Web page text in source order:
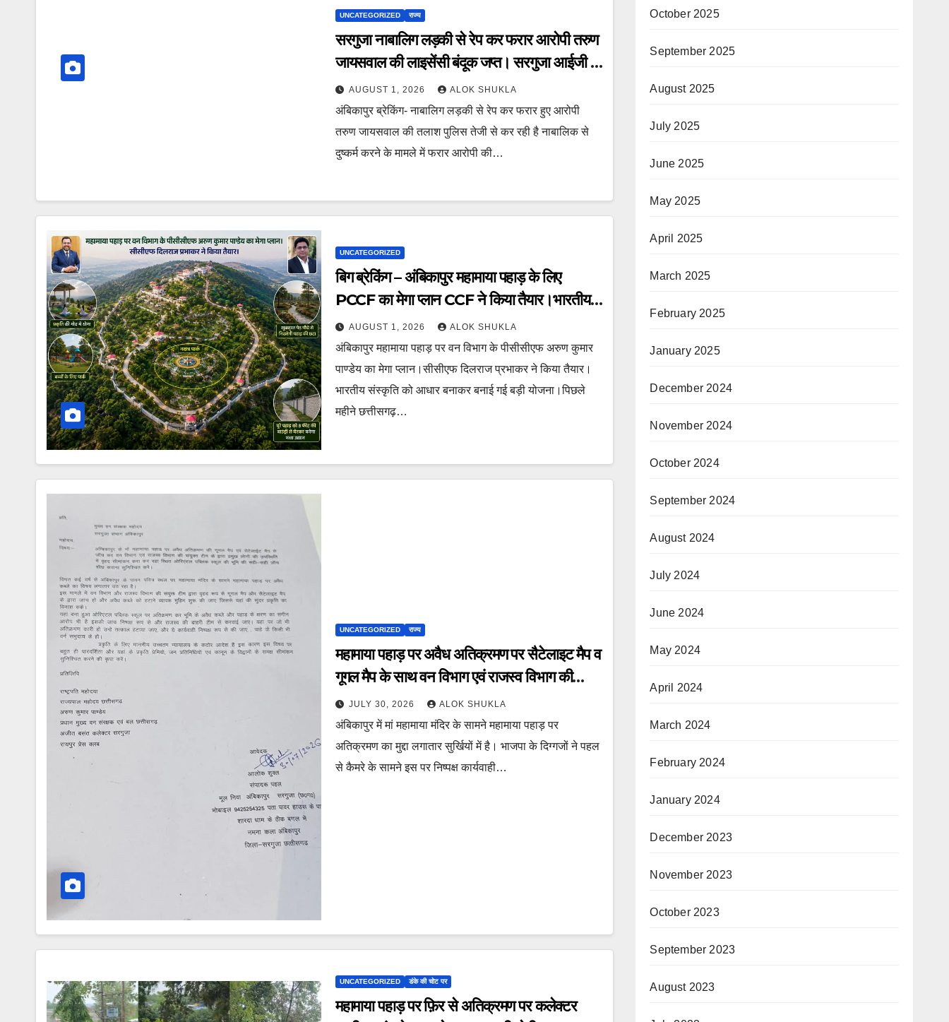
UNCATEGORIZED राज्य
सरगुजा नाबालिग लड़की से रेप कर फरार आरोपी तरुण
जायसवाल की लाइसेंसी बंदूक जप्त। सरगुजा आईजी ने
कहा “आरोपी की तलाश में जुटी है टीम, जल्द होगा
गिरफ्तार।”
AUGUST 1, 2026 ALOK SHUKLA
अंबिकापुर ब्रेकिंग- नाबालिग लड़की से रेप कर फरार हुए आरोपी
तरुण जायसवाल की तलाश पुलिस तेजी से कर रही है नाबालिक से
दुष्कर्म करने के मामले में फरार आरोपी की…
UNCATEGORIZED
बिग ब्रेकिंग – अंबिकापुर महामाया पहाड़ के लिए
PCCF का मेगा प्लान CCF ने किया तैयार।भारतीय
संस्कृति की झलक वाला नक्षत्र पार्क समेत योग
पार्क,बच्चों का पार्क समेत बहुत कुछ होंगे आकर्षण का
केंद्र।
AUGUST 1, 2026 ALOK SHUKLA
अंबिकापुर महामाया पहाड़ पर वन विभाग के पीसीसीएफ अरुण कुमार
पाण्डेय का मेगा प्लान।सीसीएफ दिलराज प्रभाकर ने किया तैयार।
भारतीय संस्कृति को आधार बनाकर बनाई गई बड़ी योजना।पिछले
महीने छत्तीसगढ़…
UNCATEGORIZED राज्य
महामाया पहाड़ पर अवैध अतिक्रमण पर सैटेलाइट मैप व
गूगल मैप के साथ वन विभाग एवं राजस्व विभाग की
संयुक्त टीम करे सीमांकन। पहल की विज्ञप्ति पर
पीसीसीएफ एवं कलेक्टर का बड़ा बयान। शीघ्र बनेगी
टीम,वन विभाग बड़ी योजना के तहत बनाएगा पार्क।
JULY 30, 2026 ALOK SHUKLA
अंबिकापुर में मां महामाया मंदिर के सामने महामाया पहाड़ पर
अतिक्रमण का मुद्दा लगातार सुर्खियों में है। भाजपा के दिग्गजों ने पहल
से कैमरे के सामने इस पर निष्पक्ष कार्यवाही…
UNCATEGORIZED डंके की चोट पर
महामाया पहाड़ पर फ़िर से अतिक्रमण पर कलेक्टर
October 2025
September 2025
August 2025
July 2025
June 2025
May 2025
April 2025
March 2025
February 2025
January 2025
December 2024
November 2024
October 2024
September 2024
August 2024
July 2024
June 2024
May 2024
April 2024
March 2024
February 2024
January 2024
December 2023
November 2023
October 2023
September 2023
August 2023